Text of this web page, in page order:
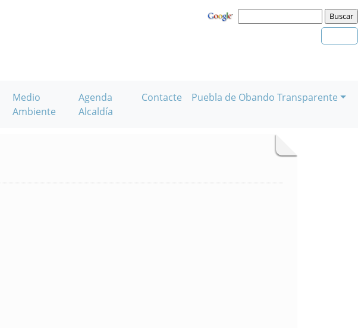
Medio
Ambiente
Agenda
Alcaldía
Contacte Puebla de Obando Transparente